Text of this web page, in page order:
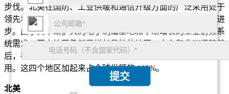
提交
步伐。北美在国防、工业供暖和通信升级方面的广泛采用处于
领先地位，而欧洲则通过节能射频平台和科学研究继续取得进
步。由于其不断扩大的电子制造基地和不断增长的工业射频系
统需求，亚太地区仍然是增长最快的地区。中东和非洲紧随其
后，在工业现代化和新兴通信基础设施需求的推动下，稳步采
用。这四个地区加起来占全球份额的 100%。
北美